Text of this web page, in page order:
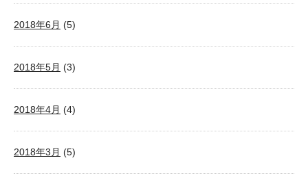
2018年6月 (5)
2018年5月 (3)
2018年4月 (4)
2018年3月 (5)